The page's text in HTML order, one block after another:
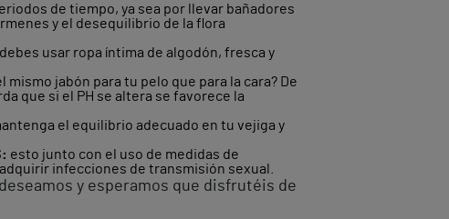
de tiempo, ya sea por llevar bañadores
y el desequilibrio de la flora
usar ropa íntima de algodón, fresca y
mismo jabón para tu pelo que para la cara? De
que si el PH se altera se favorece la
el equilibrio adecuado en tu vejiga y
esto junto con el uso de medidas de
infecciones de transmisión sexual.
y esperamos que disfrutéis de